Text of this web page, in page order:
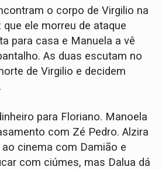
o corpo de Virgilio na
ele morreu de ataque
para casa e Ma­nuela a vê
As duas escutam no
de Virgilio e decidem
para Flo­riano. Manoela
com Zé Pe­dro. Alzira
cinema com Damião e
com ciúmes, mas Dalua dá